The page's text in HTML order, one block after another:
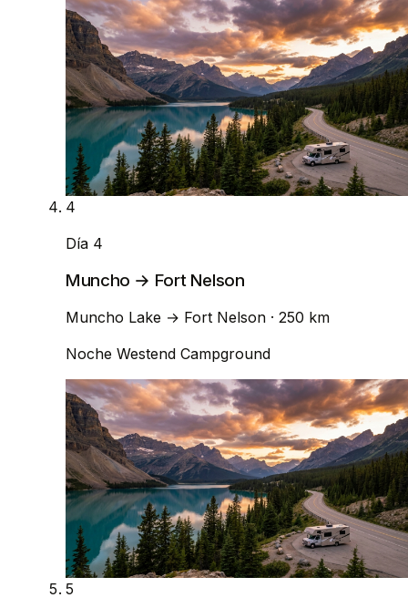
4
Día 4
Muncho → Fort Nelson
Muncho Lake → Fort Nelson · 250 km
Noche Westend Campground
5